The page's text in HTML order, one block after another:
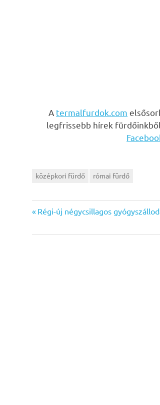
A termalfurdok.com
legfrissebb hírek
középkori fürdő római fürdő
Bejegyzés
navigáció
Previous
Régi-új négycsillagos